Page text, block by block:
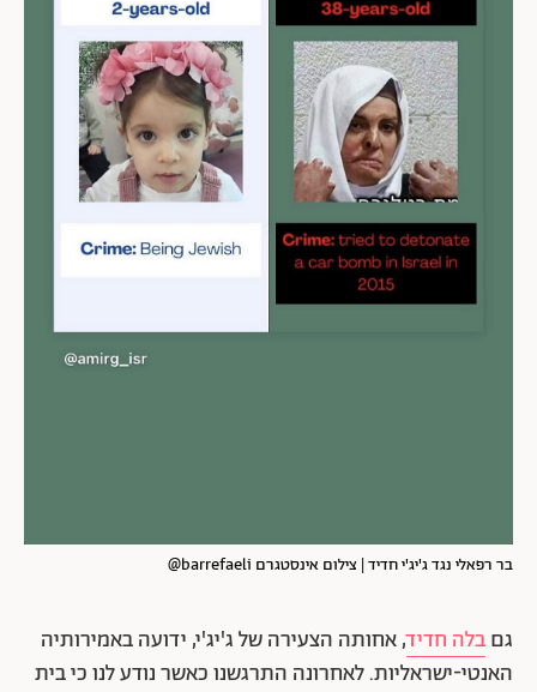
בר רפאלי נגד ג'יג'י חדיד | צילום אינסטגרם barrefaeli@
גםבלה חדיד, אחותה הצעירה של ג'יג'י, ידועה באמירותיה
האנטי-ישראליות. לאחרונה התרגשנו כאשר נודע לנו כי בית